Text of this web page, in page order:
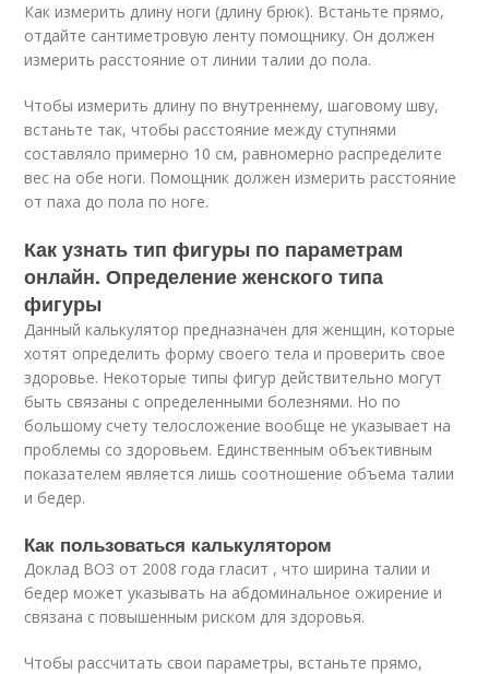
Как измерить длину ноги (длину брюк). Встаньте прямо,
отдайте сантиметровую ленту помощнику. Он должен
измерить расстояние от линии талии до пола.
Чтобы измерить длину по внутреннему, шаговому шву,
встаньте так, чтобы расстояние между ступнями
составляло примерно 10 см, равномерно распределите
вес на обе ноги. Помощник должен измерить расстояние
от паха до пола по ноге.
Как узнать тип фигуры по параметрам
онлайн. Определение женского типа
фигуры
Данный калькулятор предназначен для женщин, которые
хотят определить форму своего тела и проверить свое
здоровье. Некоторые типы фигур действительно могут
быть связаны с определенными болезнями. Но по
большому счету телосложение вообще не указывает на
проблемы со здоровьем. Единственным объективным
показателем является лишь соотношение объема талии
и бедер.
Как пользоваться калькулятором
Доклад ВОЗ от 2008 года гласит , что ширина талии и
бедер может указывать на абдоминальное ожирение и
связана с повышенным риском для здоровья.
Чтобы рассчитать свои параметры, встаньте прямо,